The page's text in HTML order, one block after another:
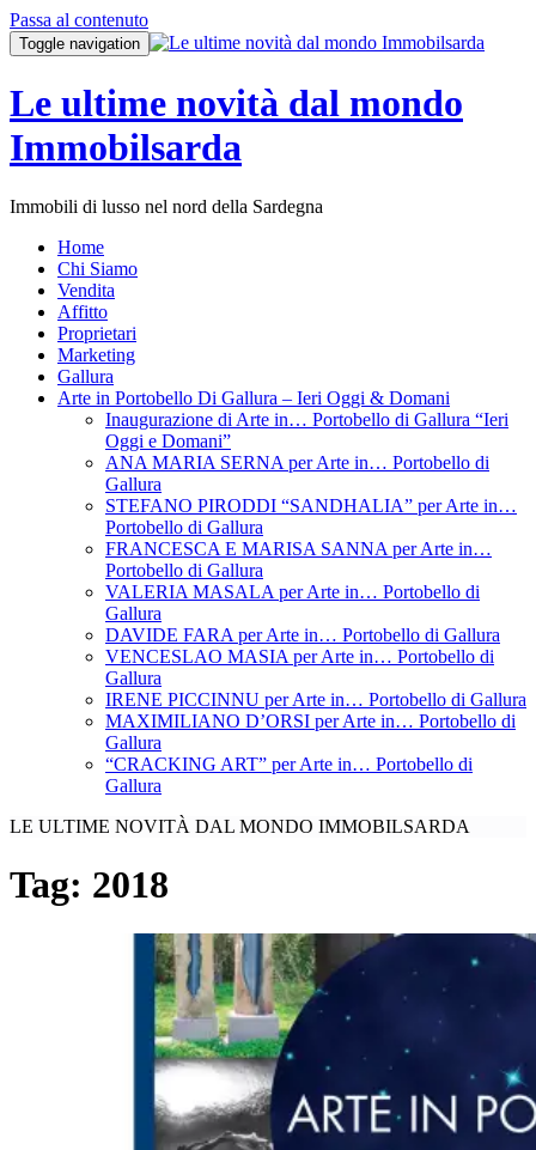
Passa al contenuto
Toggle navigation
Le ultime novità dal mondo
Immobilsarda
Immobili di lusso nel nord della Sardegna
Home
Chi Siamo
Vendita
Affitto
Proprietari
Marketing
Gallura
Arte in Portobello Di Gallura – Ieri Oggi & Domani
Inaugurazione di Arte in… Portobello di Gallura “Ieri
Oggi e Domani”
ANA MARIA SERNA per Arte in… Portobello di
Gallura
STEFANO PIRODDI “SANDHALIA” per Arte in…
Portobello di Gallura
FRANCESCA E MARISA SANNA per Arte in…
Portobello di Gallura
VALERIA MASALA per Arte in… Portobello di
Gallura
DAVIDE FARA per Arte in… Portobello di Gallura
VENCESLAO MASIA per Arte in… Portobello di
Gallura
IRENE PICCINNU per Arte in… Portobello di Gallura
MAXIMILIANO D’ORSI per Arte in… Portobello di
Gallura
“CRACKING ART” per Arte in… Portobello di
Gallura
LE ULTIME NOVITÀ DAL MONDO IMMOBILSARDA
Tag: 2018